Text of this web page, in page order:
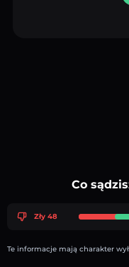
Co
Zły 48
Te informacje mają charakter